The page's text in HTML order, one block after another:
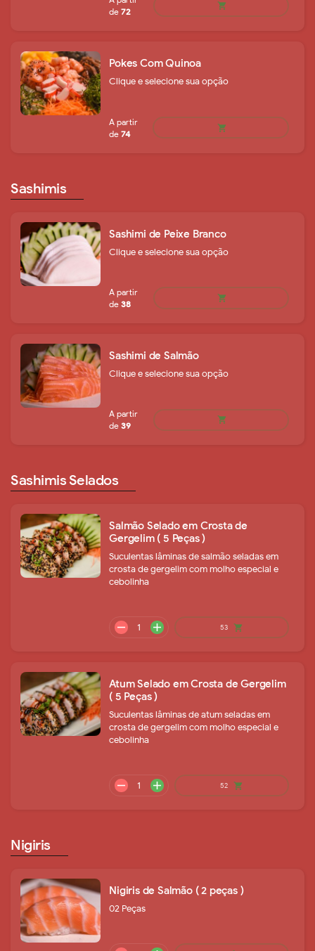
72
Pokes Com Quinoa
Clique e selecione sua opção
A partir
de74
shopping_cart
Sashimis
Sashimi de Peixe Branco
Clique e selecione sua opção
Sashimi de Salmão
Clique e selecione sua opção
A partir
Sashimis Selados
Salmão Selado em Crosta de
Gergelim ( 5 Peças )
Suculentas lâminas de salmão seladas em
crosta de gergelim com molho especial e
cebolinha
Atum Selado em Crosta de Gergelim
( 5 Peças )
Suculentas lâminas de atum seladas em
crosta de gergelim com molho especial e
cebolinha
Nigiris
Nigiris de Salmão ( 2 peças )
02 Peças